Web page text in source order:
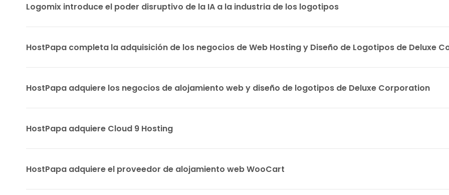
Logomix introduce el poder disruptivo de la IA a la industria de los logotipos
HostPapa completa la adquisición de los negocios de Web Hosting y Diseño de Logotipos de Deluxe
HostPapa adquiere los negocios de alojamiento web y diseño de logotipos de Deluxe Corporation
HostPapa adquiere Cloud 9 Hosting
HostPapa adquiere el proveedor de alojamiento web WooCart